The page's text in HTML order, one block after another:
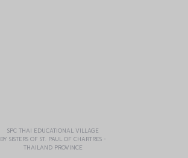
SPC THAI EDUCATIONAL VILLAGE
BY SISTERS OF ST. PAUL OF CHARTRES -
THAILAND PROVINCE